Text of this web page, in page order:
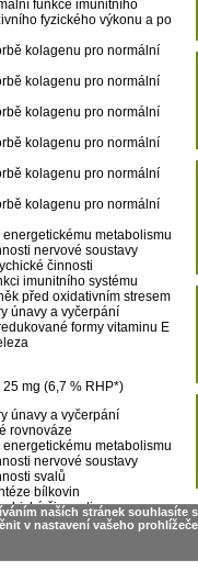
funkce imunitního
fyzického výkonu a po
kolagenu pro normální
kolagenu pro normální
kolagenu pro normální
kolagenu pro normální
kolagenu pro normální
kolagenu pro normální
metabolismu
nervové soustavy
činnosti
imunitního systému
před oxidativním stresem
únavy a vyčerpání
formy vitaminu E
mg (6,7 % RHP*)
únavy a vyčerpání
rovnováze
metabolismu
nervové soustavy
svalů
bílkovin
činnosti
stavu kostí
normálního stavu zubů
buněk
naších stránek souhlasíte
v nastavení vašeho